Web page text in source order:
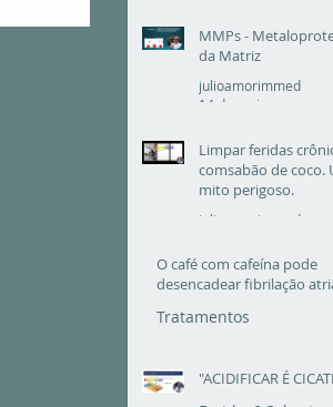
MMPs -
da Matriz
julioamorimmed
14 de mai.
Limpar feridas
comsabão de coco.
mito perigoso.
julioamorimmed
O café com cafeína pode
desencadear fibrilação
Tratamentos
24 de fev."ACIDIFICAR É